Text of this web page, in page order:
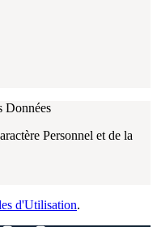
Données
Personnel et de la
d'Utilisation.